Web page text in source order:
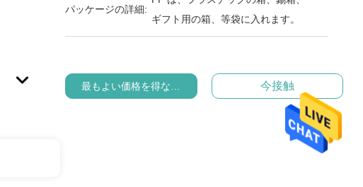
パッケージの詳細:
ギフト用の箱、等袋に入れます。
最もよい価格を得なさい 今接触